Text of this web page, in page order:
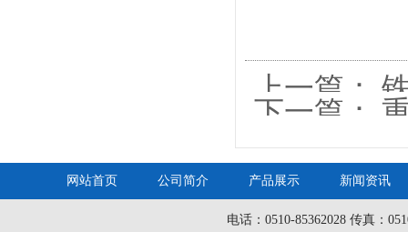
上一篇：
下一篇：
网站首页 公司简介 产品展示 新闻资讯
电话：0510-85362028 传真：